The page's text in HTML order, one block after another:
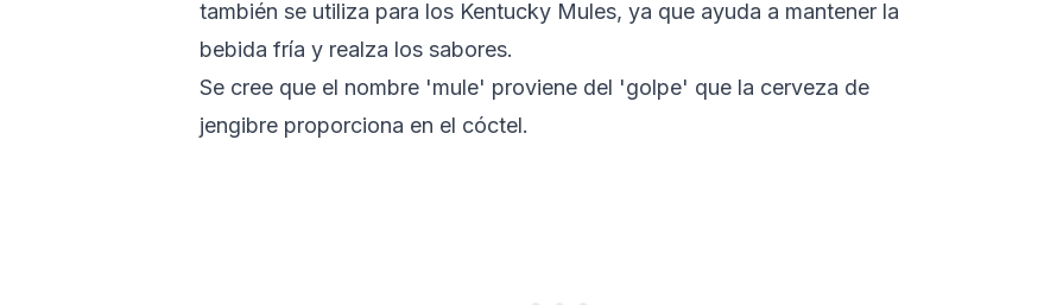
también se utiliza para los Kentucky Mules, ya que ayuda a mantener la
bebida fría y realza los sabores.
Se cree que el nombre 'mule' proviene del 'golpe' que la cerveza de
jengibre proporciona en el cóctel.